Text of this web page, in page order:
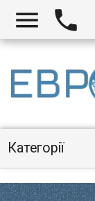
 
Категорії